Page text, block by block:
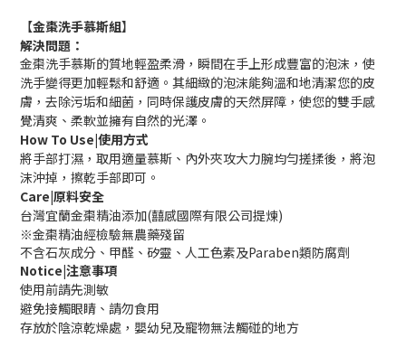
【金棗洗手慕斯組】
解決問題：
金棗洗手慕斯的質地輕盈柔滑，瞬間在手上形成豐富的泡沫，使
洗手變得更加輕鬆和舒適。其細緻的泡沫能夠溫和地清潔您的皮
膚，去除污垢和細菌，同時保護皮膚的天然屏障，使您的雙手感
覺清爽、柔軟並擁有自然的光澤。
How To Use|使用方式
將手部打濕，取用適量慕斯、內外夾攻大力腕均勻搓揉後，將泡
沫沖掉，擦乾手部即可。
Care|原料安全
台灣宜蘭金棗精油添加(囍感國際有限公司提煉)
※金棗精油經檢驗無農藥殘留
不含石灰成分、甲醛、矽靈、人工色素及Paraben類防腐劑
Notice|注意事項
使用前請先測敏
避免接觸眼睛、請勿食用
存放於陰涼乾燥處，嬰幼兒及寵物無法觸碰的地方